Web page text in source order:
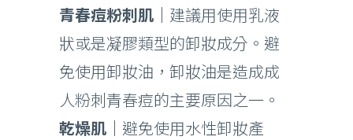
青春痘粉刺肌｜ 建議用使用乳液
狀或是凝膠類型的卸妝成分。避
免使用卸妝油，卸妝油是造成成
人粉刺青春痘的主要原因之一。
乾燥肌｜ 避免使用水性卸妝產